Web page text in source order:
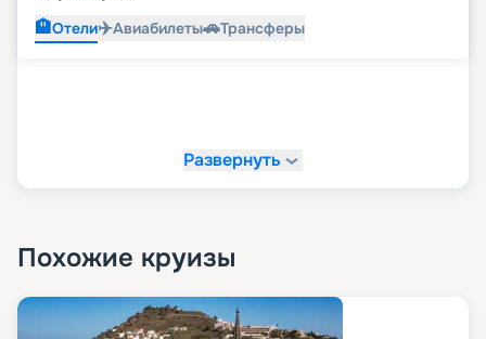
🏨Отели✈️Авиабилеты🚗Трансферы
Развернуть
Похожие круизы